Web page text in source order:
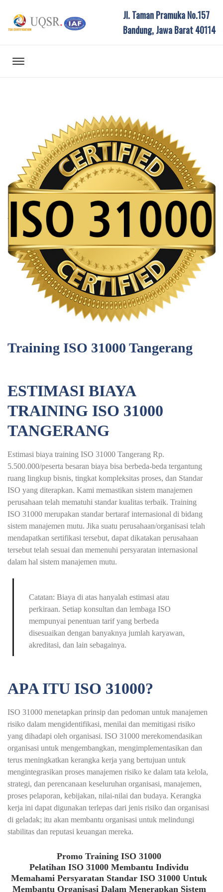
Jl. Taman Pramuka No.157
Bandung, Jawa Barat 40114
Training ISO 31000 Tangerang
ESTIMASI BIAYA
TRAINING ISO 31000
TANGERANG
Estimasi biaya training ISO 31000 Tangerang Rp.
5.500.000/peserta besaran biaya bisa berbeda-beda tergantung
ruang lingkup bisnis, tingkat kompleksitas proses, dan Standar
ISO yang diterapkan. Kami memastikan sistem manajemen
perusahaan telah mematuhi standar kualitas terbaik. Training
ISO 31000 merupakan standar bertaraf internasional di bidang
sistem manajemen mutu. Jika suatu perusahaan/organisasi telah
mendapatkan sertifikasi tersebut, dapat dikatakan perusahaan
tersebut telah sesuai dan memenuhi persyaratan internasional
dalam hal sistem manajemen mutu.
Catatan: Biaya di atas hanyalah estimasi atau
perkiraan. Setiap konsultan dan lembaga ISO
mempunyai penentuan tarif yang berbeda
disesuaikan dengan banyaknya jumlah karyawan,
akreditasi, dan lain sebagainya.
APA ITU ISO 31000?
ISO 31000 menetapkan prinsip dan pedoman untuk manajemen
risiko dalam mengidentifikasi, menilai dan memitigasi risiko
yang dihadapi oleh organisasi. ISO 31000 merekomendasikan
organisasi untuk mengembangkan, mengimplementasikan dan
terus meningkatkan kerangka kerja yang bertujuan untuk
mengintegrasikan proses manajemen risiko ke dalam tata kelola,
strategi, dan perencanaan keseluruhan organisasi, manajemen,
proses pelaporan, kebijakan, nilai-nilai dan budaya. Kerangka
kerja ini dapat digunakan terlepas dari jenis risiko dan organisasi
di geladak; itu akan membantu organisasi untuk melindungi
stabilitas dan reputasi keuangan mereka.
Promo Training ISO 31000
Pelatihan ISO 31000 Membantu Individu
Memahami Persyaratan Standar ISO 31000 Untuk
Membantu Organisasi Dalam Menerapkan Sistem